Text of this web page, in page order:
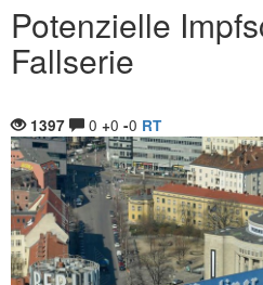
Potenzielle
Fallserie
1397 0 +0 -0 RT